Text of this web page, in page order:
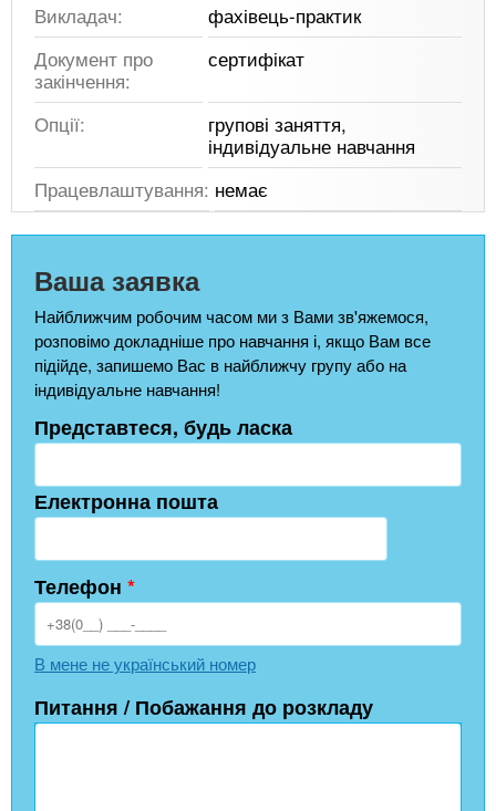
Викладач:
фахівець-практик
Документ про
закінчення:
сертифікат
Опції:
групові заняття,
індивідуальне навчання
Працевлаштування: немає
Ваша заявка
Найближчим робочим часом ми з Вами зв'яжемося,
розповімо докладніше про навчання і, якщо Вам все
підійде, запишемо Вас в найближчу групу або на
індивідуальне навчання!
Представтеся, будь ласка
Електронна пошта
Телефон *
В мене не український номер
Питання / Побажання до розкладу